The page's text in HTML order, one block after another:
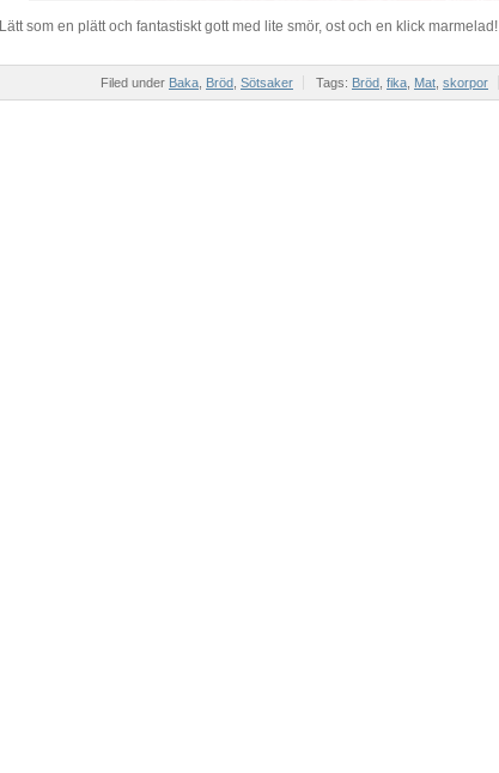
Lätt som en plätt och fantastiskt gott med lite smör, ost och en klick marmelad!
Filed under Baka Bröd Sötsaker Tags: Bröd fika Mat skorpor